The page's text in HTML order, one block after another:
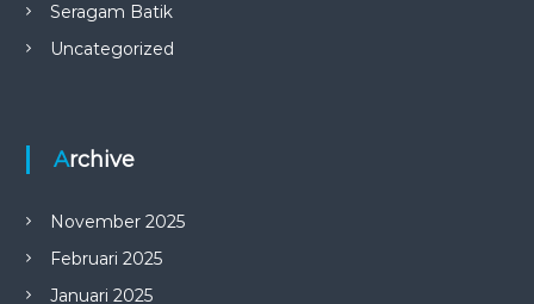
Seragam Batik
Uncategorized
Archive
November 2025
Februari 2025
Januari 2025